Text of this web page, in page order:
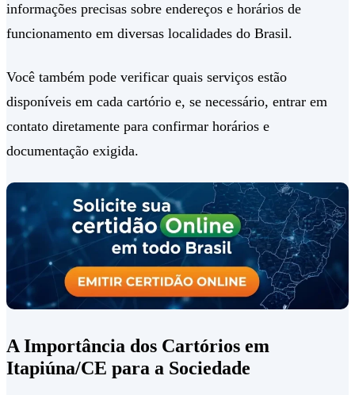
informações precisas sobre endereços e horários de
funcionamento em diversas localidades do Brasil.
Você também pode verificar quais serviços estão
disponíveis em cada cartório e, se necessário, entrar em
contato diretamente para confirmar horários e
documentação exigida.
A Importância dos Cartórios em
Itapiúna/CE para a Sociedade